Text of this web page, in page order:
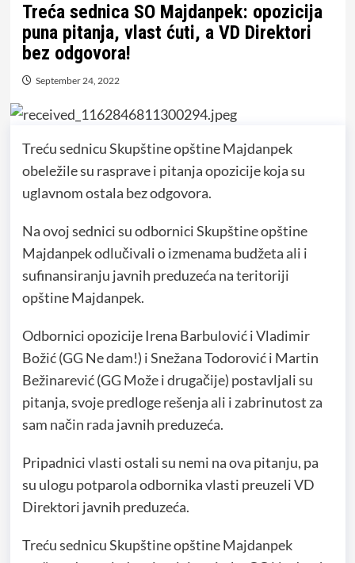
Treća sednica SO Majdanpek: opozicija
puna pitanja, vlast ćuti, a VD Direktori
bez odgovora!
September 24, 2022
Treću sednicu Skupštine opštine Majdanpek
obeležile su rasprave i pitanja opozicije koja su
uglavnom ostala bez odgovora.
Na ovoj sednici su odbornici Skupštine opštine
Majdanpek odlučivali o izmenama budžeta ali i
sufinansiranju javnih preduzeća na teritoriji
opštine Majdanpek.
Odbornici opozicije Irena Barbulović i Vladimir
Božić (GG Ne dam!) i Snežana Todorović i Martin
Bežinarević (GG Može i drugačije) postavljali su
pitanja, svoje predloge rešenja ali i zabrinutost za
sam način rada javnih preduzeća.
Pripadnici vlasti ostali su nemi na ova pitanju, pa
su ulogu potparola odbornika vlasti preuzeli VD
Direktori javnih preduzeća.
Treću sednicu Skupštine opštine Majdanpek